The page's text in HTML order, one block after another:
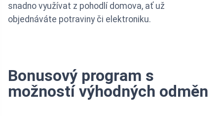
snadno využívat z pohodlí domova, ať už
objednáváte potraviny či elektroniku.
Bonusový program s
možností výhodných odměn